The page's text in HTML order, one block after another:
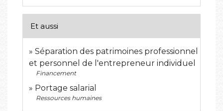
Et aussi
Séparation des patrimoines professionnel
et personnel de l'entrepreneur individuel
Financement
Portage salarial
Ressources humaines